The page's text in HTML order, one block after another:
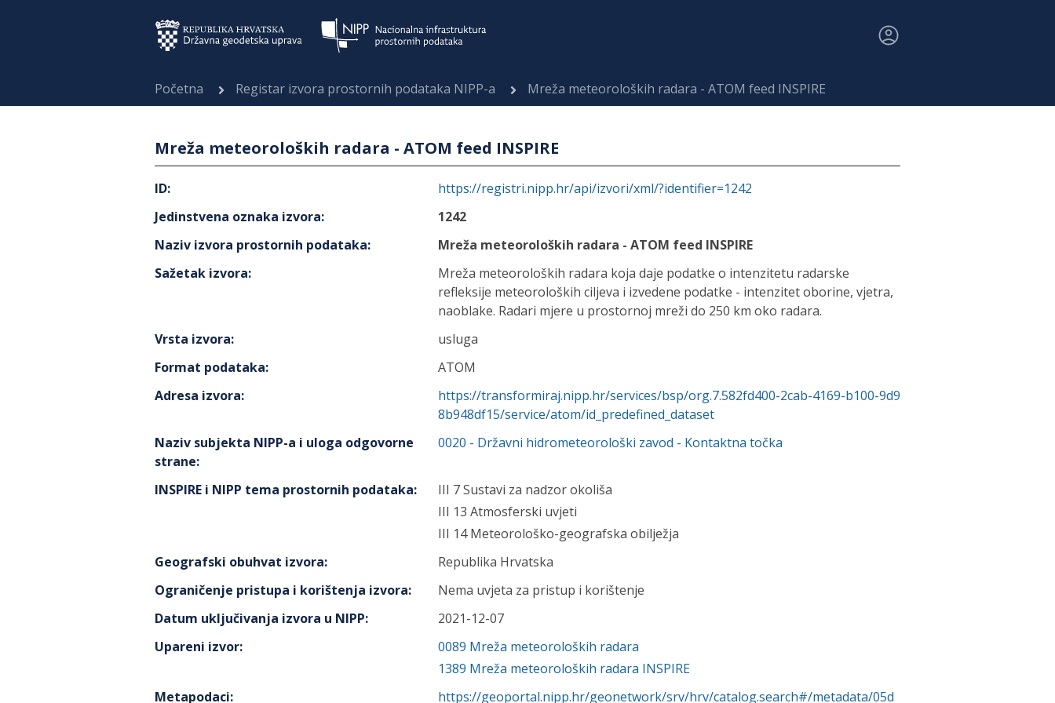
Početna Registar izvora prostornih podataka NIPP-a Mreža meteoroloških radara - ATOM feed INSPIRE
Mreža meteoroloških radara - ATOM feed INSPIRE
ID:
https://registri.nipp.hr/api/izvori/xml/?identifier=1242
Jedinstvena oznaka izvora:
1242
Naziv izvora prostornih podataka:
Mreža meteoroloških radara - ATOM feed INSPIRE
Sažetak izvora:
Mreža meteoroloških radara koja daje podatke o intenzitetu radarske
refleksije meteoroloških ciljeva i izvedene podatke - intenzitet oborine, vjetra,
naoblake. Radari mjere u prostornoj mreži do 250 km oko radara.
Vrsta izvora:
usluga
Format podataka:
ATOM
Adresa izvora:
https://transformiraj.nipp.hr/services/bsp/org.7.582fd400-2cab-4169-b100-9d9
8b948df15/service/atom/id_predefined_dataset
Naziv subjekta NIPP-a i uloga odgovorne
strane:
0020 - Državni hidrometeorološki zavod - Kontaktna točka
INSPIRE i NIPP tema prostornih podataka:
III 7 Sustavi za nadzor okoliša
III 13 Atmosferski uvjeti
III 14 Meteorološko-geografska obilježja
Geografski obuhvat izvora:
Republika Hrvatska
Ograničenje pristupa i korištenja izvora:
Nema uvjeta za pristup i korištenje
Datum uključivanja izvora u NIPP:
2021-12-07
Upareni izvor: 0089 Mreža meteoroloških radara
1389 Mreža meteoroloških radara INSPIRE
Metapodaci: https://geoportal.nipp.hr/geonetwork/srv/hrv/catalog.search#/metadata/05d